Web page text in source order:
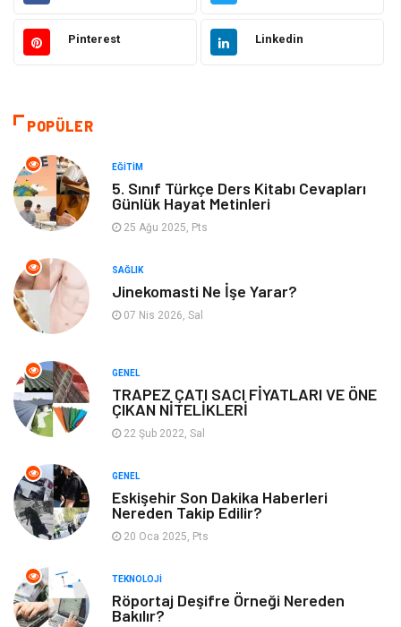
Hukuk Tatil
Bilgisayar & Yazılım
Yemek
Emlak Kültür Sanat
Aksesuar
Bebek Giyim Tarih
Pinterest Linkedin
POPÜLER
EĞITIM
5. Sınıf Türkçe Ders Kitabı Cevapları
Günlük Hayat Metinleri
25 Ağu 2025, Pts
SAĞLIK
Jinekomasti Ne İşe Yarar?
07 Nis 2026, Sal
GENEL
TRAPEZ ÇATI SACI FİYATLARI VE ÖNE
ÇIKAN NİTELİKLERİ
22 Şub 2022, Sal
GENEL
Eskişehir Son Dakika Haberleri
Nereden Takip Edilir?
20 Oca 2025, Pts
TEKNOLOJI
Röportaj Deşifre Örneği Nereden
Bakılır?